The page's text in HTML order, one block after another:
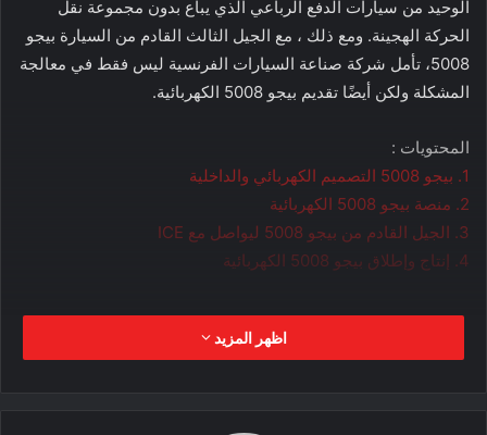
الوحيد من سيارات الدفع الرباعي الذي يباع بدون مجموعة نقل
الحركة الهجينة. ومع ذلك ، مع الجيل الثالث القادم من السيارة بيجو
5008، تأمل شركة صناعة السيارات الفرنسية ليس فقط في معالجة
المشكلة ولكن أيضًا تقديم بيجو 5008 الكهربائية.
المحتويات :
1. بيجو 5008 التصميم الكهربائي والداخلية
2. منصة بيجو 5008 الكهربائية
3. الجيل القادم من بيجو 5008 ليواصل مع ICE
4. إنتاج وإطلاق بيجو 5008 الكهربائية
وفقًا لتقرير على موقع Largus.fr اعتبارًا من يناير 2022 ، فإن الجيل
اظهر المزيد